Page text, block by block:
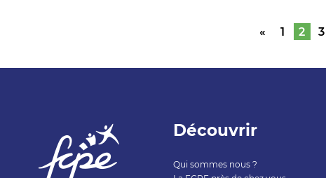
« 1 2 3
Découvrir
Qui sommes nous ?